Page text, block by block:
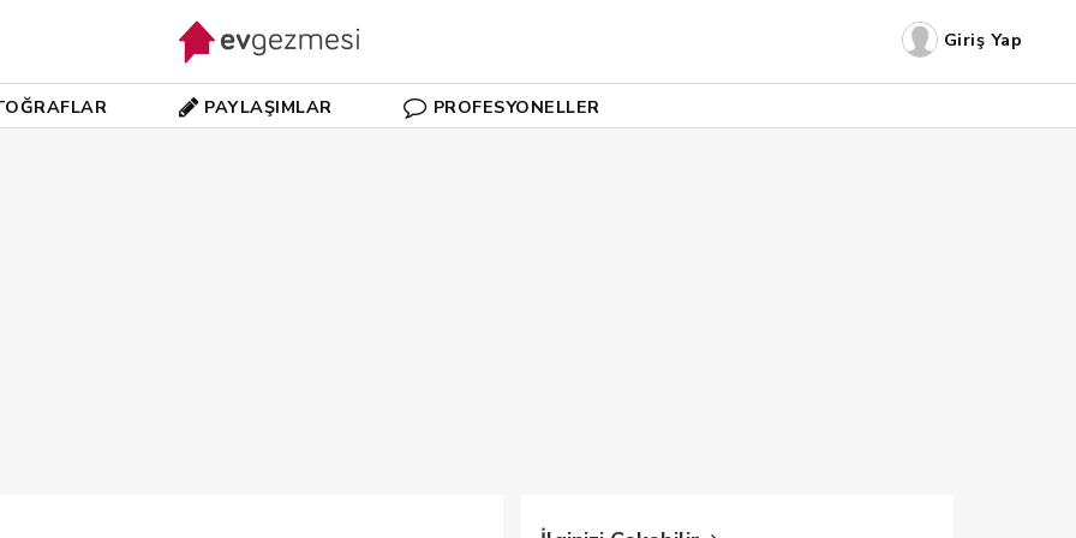
Giriş Yap
PAYLAŞIMLAR PROFESYONELLER